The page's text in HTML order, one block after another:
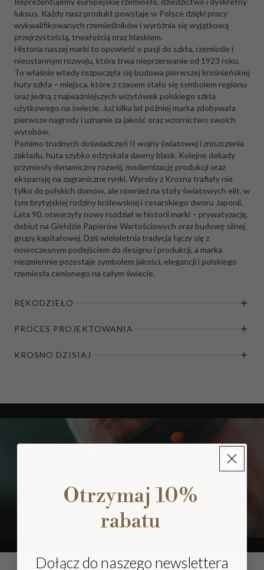
luksus. Każdy nasz produkt powstaje w Polsce dzięki pracy
wykwalifikowanych rzemieślników i wyróżnia się wyjątkową
przejrzystością, trwałością oraz blaskiem.
Historia naszej marki to opowieść o pasji do szkła, rzemiośle i
nieustannym rozwoju, która trwa nieprzerwanie od 1923 roku.
To właśnie wtedy rozpoczęła się budowa pierwszej krośnieńskiej
huty szkła – miejsca, które z czasem stało się symbolem regionu
oraz jedną z najważniejszych wizytówek polskiego szkła
użytkowego na świecie. Już kilka lat później marka zdobywała
pierwsze nagrody i uznanie za jakość oraz wzornictwo swoich
wyrobów.
Pomimo trudnych doświadczeń II wojny światowej i zniszczenia
zakładu, huta szybko odzyskała dawny blask. Kolejne dekady
przyniosły dynamiczny rozwój, modernizację produkcji oraz
ekspansję na zagraniczne rynki. Wyroby z Krosna trafiały nie
tylko do polskich domów, ale również na stoły światowych elit, w
tym brytyjskiej rodziny królewskiej i cesarskiego dworu Japonii.
Lata 90. otworzyły nowy rozdział w historii marki – prywatyzację,
debiut na Giełdzie Papierów Wartościowych oraz budowę silnej
grupy kapitałowej. Dziś wieloletnia tradycja łączy się z
nowoczesnym podejściem do designu i produkcji, a marka
niezmiennie pozostaje symbolem jakości, elegancji i polskiego
rzemiosła cenionego na całym świecie.
RĘKODZIEŁO
PROCES PROJEKTOWANIA
KROSNO DZISIAJ
Otrzymaj 10%
rabatu
Dołącz do naszego newslettera